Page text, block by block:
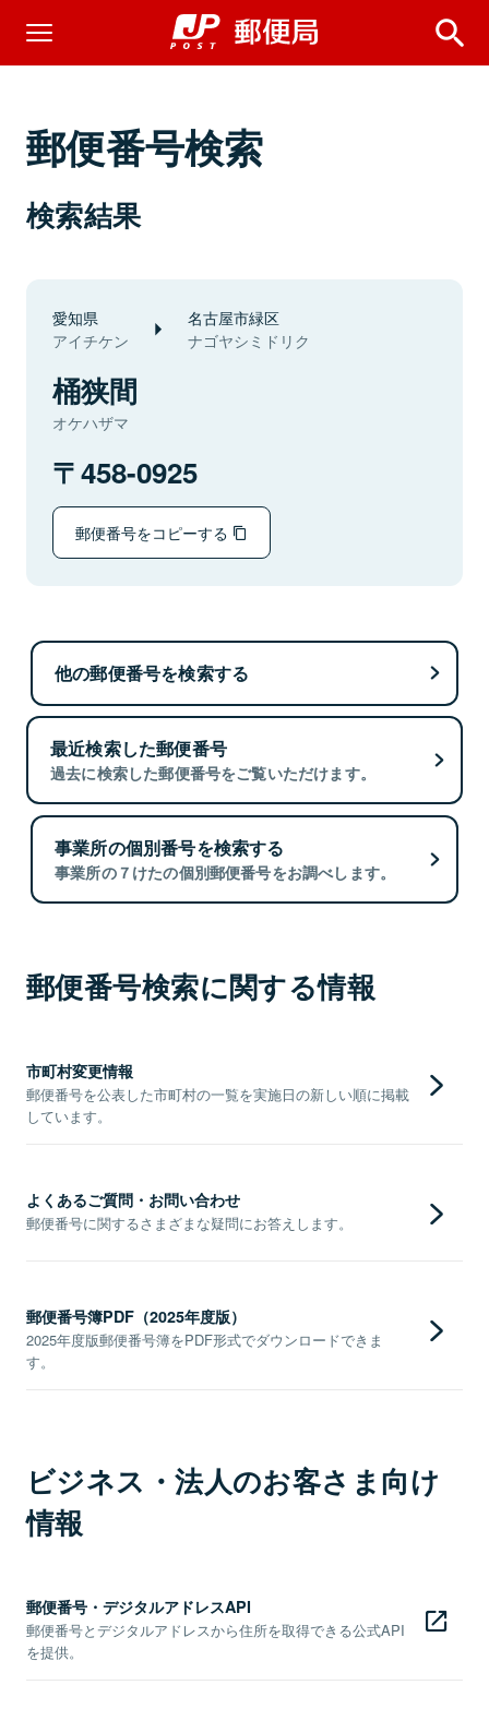
郵便番号検索
検索結果
愛知県
アイチケン
名古屋市緑区
ナゴヤシミドリク
桶狭間
オケハザマ
458-0925
郵便番号をコピーする
他の郵便番号を検索する
最近検索した郵便番号
過去に検索した郵便番号をご覧いただけます。
事業所の個別番号を検索する
事業所の７けたの個別郵便番号をお調べします。
郵便番号検索に関する情報
市町村変更情報
郵便番号を公表した市町村の一覧を実施日の新しい順に掲載
しています。
よくあるご質問・お問い合わせ
郵便番号に関するさまざまな疑問にお答えします。
郵便番号簿PDF（2025年度版）
2025年度版郵便番号簿をPDF形式でダウンロードできま
す。
ビジネス・法人のお客さま向け
情報
郵便番号・デジタルアドレスAPI
郵便番号とデジタルアドレスから住所を取得できる公式API
を提供。